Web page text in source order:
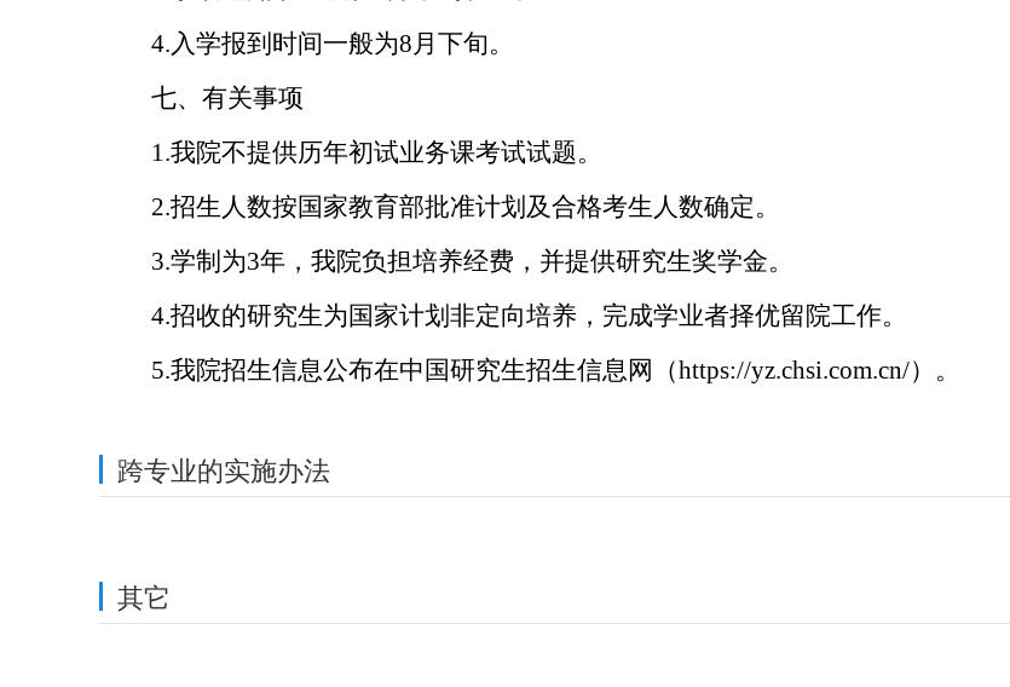
4.入学报到时间一般为8月下旬。
七、有关事项
1.我院不提供历年初试业务课考试试题。
2.招生人数按国家教育部批准计划及合格考生人数确定。
3.学制为3年，我院负担培养经费，并提供研究生奖学金。
4.招收的研究生为国家计划非定向培养，完成学业者择优留院工作。
5.我院招生信息公布在中国研究生招生信息网（https://yz.chsi.com.cn/）。
跨专业的实施办法
其它